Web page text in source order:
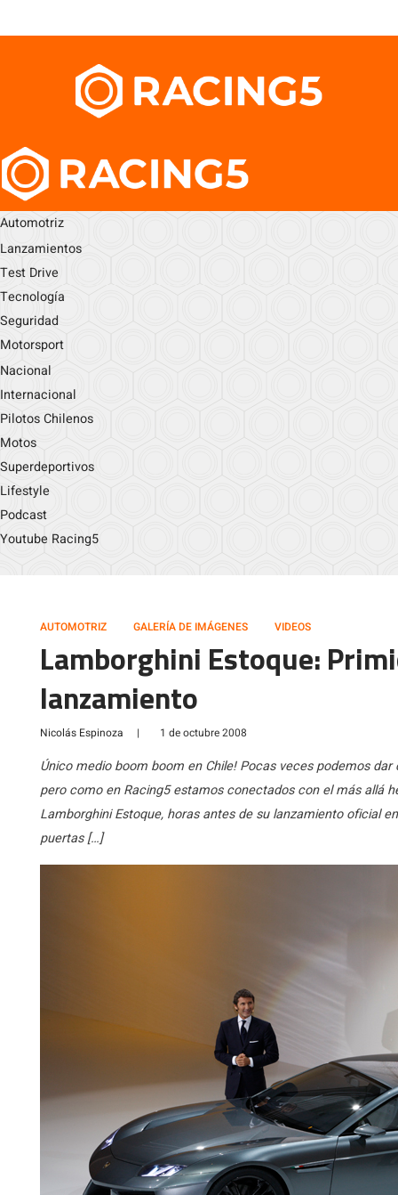
Automotriz
Lanzamientos
Test Drive
Tecnología
Seguridad
Motorsport
Nacional
Internacional
Pilotos Chilenos
Motos
Superdeportivos
Lifestyle
Podcast
Youtube Racing5
AUTOMOTRIZ GALERÍA DE IMÁGENES VIDEOS
Lamborghini Estoque:
lanzamiento
Nicolás Espinoza | 1 de octubre 2008
Único medio boom boom en Chile! Pocas veces podemos
pero como en Racing5 estamos conectados con el más allá
Lamborghini Estoque, horas antes de su lanzamiento oficial
puertas […]